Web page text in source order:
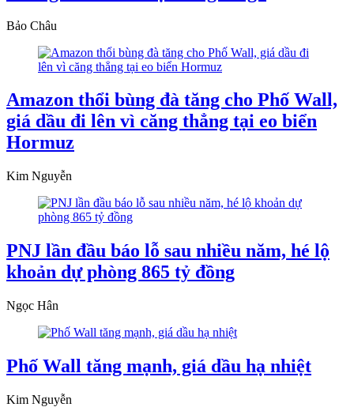
Bảo Châu
Amazon thổi bùng đà tăng cho Phố Wall,
giá dầu đi lên vì căng thẳng tại eo biển
Hormuz
Kim Nguyễn
PNJ lần đầu báo lỗ sau nhiều năm, hé lộ
khoản dự phòng 865 tỷ đồng
Ngọc Hân
Phố Wall tăng mạnh, giá dầu hạ nhiệt
Kim Nguyễn